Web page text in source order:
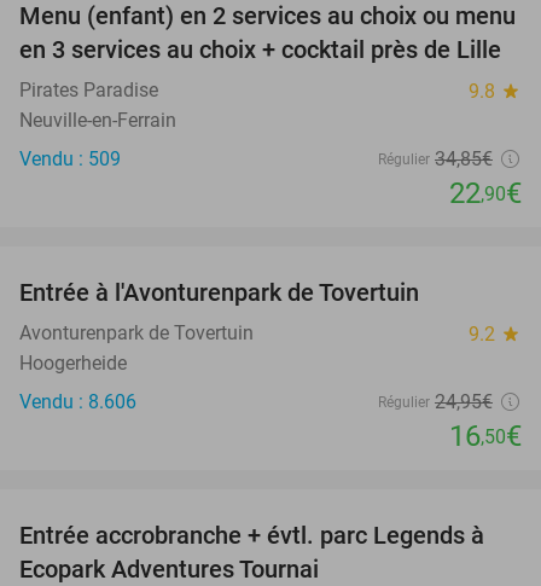
34%
Menu (enfant) en 2 services au choix ou menu
en 3 services au choix + cocktail près de Lille
Pirates Paradise 9.8 star
Neuville-en-Ferrain
Vendu : 509
Régulier 34,85€
22,90€
Entrée à l'Avonturenpark de Tovertuin
Avonturenpark de Tovertuin 9.2 star
Hoogerheide
Vendu : 8.606
Régulier 24,95€
16,50€
17%
Entrée accrobranche + évtl. parc Legends à
Ecopark Adventures Tournai